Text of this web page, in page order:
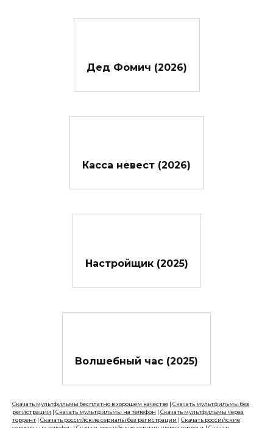
Дед Фомич (2026)
Касса невест (2026)
Настройщик (2025)
Волшебный час (2025)
Скачать мультфильмы бесплатно в хорошем качестве | Скачать мультфильмы без
регистрации | Скачать мультфильмы на телефон | Скачать мультфильмы через
торрент | Скачать российские сериалы без регистрации | Скачать российские